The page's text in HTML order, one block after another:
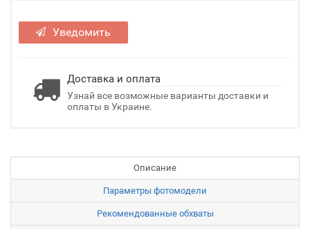
Уведомить
Доставка и оплата
Узнай все возможные варианты доставки и
оплаты в Украине.
Описание
Параметры фотомодели
Рекомендованные обхваты